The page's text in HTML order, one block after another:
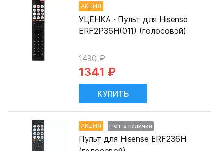
АКЦИЯ
УЦЕНКА · Пульт для Hisense
ERF2P36H(011) (голосовой)
1490 ₽
1341 ₽
АКЦИЯ Нет в наличии
Пульт для Hisense ERF236H